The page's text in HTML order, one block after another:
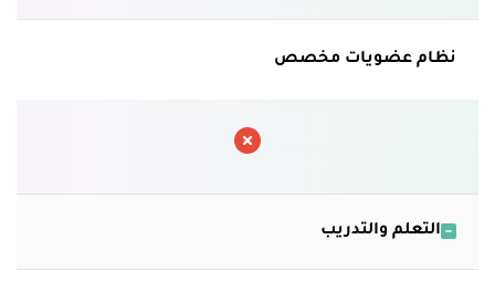
نظام عضويات مخصص
التعلم والتدريب